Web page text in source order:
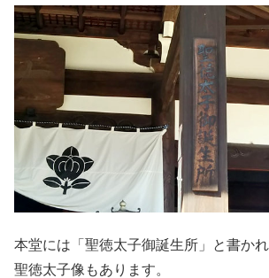
本堂には「聖徳太子御誕生所」と書か
聖徳太子像もあります。